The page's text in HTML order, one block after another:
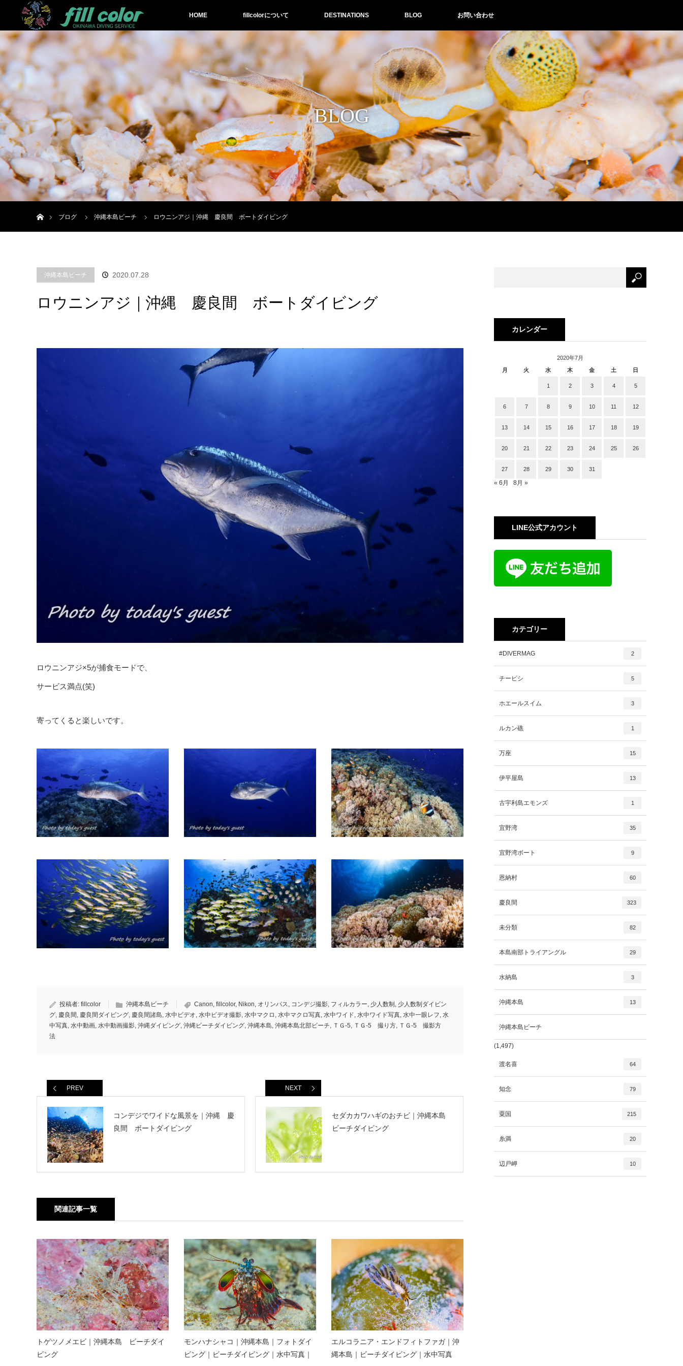
HOME fillcolorについて DESTINATIONS BLOG お問い合わせ
BLOG
ブログ
沖縄本島ビーチ ロウニンアジ｜沖縄 慶良間 ボートダイビング
沖縄本島ビーチ 2020.07.28
ロウニンアジ｜沖縄 慶良間 ボートダイビング
ロウニンアジ×5が捕食モードで、
サービス満点(笑)
寄ってくると楽しいです。
投稿者: fillcolor 沖縄本島ビーチ Canon fillcolor, Nikon オリンパス コンデジ撮影 フィルカラー 少人数制 少人数制ダイビン
グ 慶良間 慶良間ダイビング 慶良間諸島 水中ビデオ 水中ビデオ撮影 水中マクロ 水中マクロ写真 水中ワイド 水中ワイド写真 水中一眼レフ 水
中写真 水中動画 水中動画撮影 沖縄ダイビング 沖縄ビーチダイビング 沖縄本島 沖縄本島北部ビーチ ＴＧ-5 ＴＧ-5 撮り方
ＴＧ-5 撮影方
法
PREV
コンデジでワイドな風景を｜沖縄 慶
良間 ボートダイビング
NEXT
セダカカワハギのおチビ｜沖縄本島
ビーチダイビング
関連記事一覧
トゲツノメエビ｜沖縄本島 ビーチダイ
ビング
モンハナシャコ｜沖縄本島｜フォトダイ
ビング｜ビーチダイビング｜水中写真｜
エルコラニア・エンドフィトファガ｜沖
縄本島｜ビーチダイビング｜水中写真
カレンダー
2020年7月
月
火 水 木 金 土 日
1 2 3 4 5
6 7 8 9 10 11 12
13 14 15 16 17 18 19
20 21 22 23 24 25 26
27 28 29 30 31
« 6月 8月 »
LINE公式アカウント
カテゴリー
#DIVERMAG 2
チービシ 5
ホエールスイム 3
ルカン礁 1
万座 15
伊平屋島 13
古宇利島エモンズ 1
宜野湾 35
宜野湾ボート 9
恩納村 60
慶良間 323
未分類 82
本島南部トライアングル 29
水納島 3
沖縄本島 13
沖縄本島ビーチ
(1,497)
渡名喜 64
知念 79
粟国 215
糸満 20
辺戸岬 10